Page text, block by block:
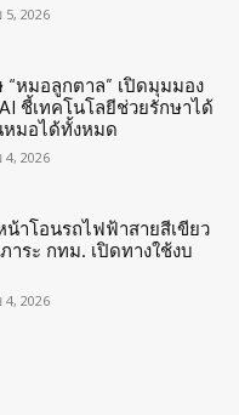
5, 2026
หมอลูกตาล” เปิดมุมมอง
ชี้เทคโนโลยีช่วยรักษาได้
มอได้ทั้งหมด
4, 2026
น้าโอนรถไฟฟ้าสายสีเขียว
าระ กทม. เปิดทางใช้งบ
4, 2026